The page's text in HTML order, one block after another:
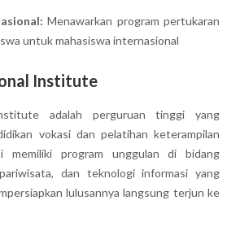
Menawarkan program pertukaran
untuk mahasiswa internasional
Institute
adalah perguruan tinggi yang
vokasi dan pelatihan keterampilan
memiliki program unggulan di bidang
dan teknologi informasi yang
lulusannya langsung terjun ke